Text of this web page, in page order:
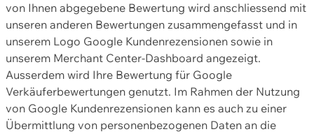
von Ihnen abgegebene Bewertung wird anschliessend mit
unseren anderen Bewertungen zusammengefasst und in
unserem Logo Google Kundenrezensionen sowie in
unserem Merchant Center-Dashboard angezeigt.
Ausserdem wird Ihre Bewertung für Google
Verkäuferbewertungen genutzt. Im Rahmen der Nutzung
von Google Kundenrezensionen kann es auch zu einer
Übermittlung von personenbezogenen Daten an die